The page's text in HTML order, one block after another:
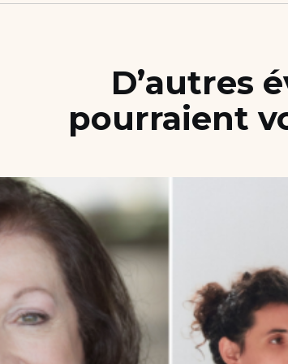
D’autres
pourraient